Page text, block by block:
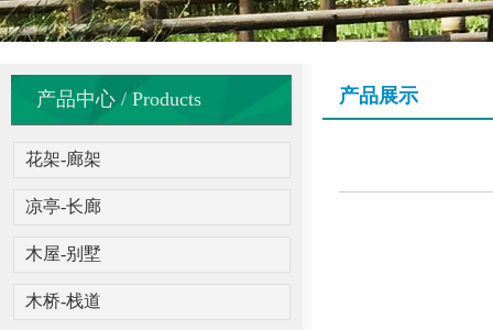
产品中心 / Products
花架-廊架
凉亭-长廊
木屋-别墅
木桥-栈道
产品展示